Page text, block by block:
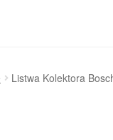
Listwa Kolektora